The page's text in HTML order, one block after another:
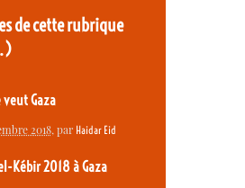
de cette rubrique
veut Gaza
2018, par Haidar Eid
Kébir 2018 à Gaza